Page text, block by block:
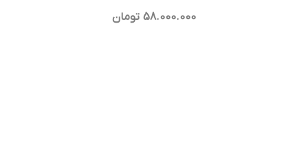
تومان 58.000.000